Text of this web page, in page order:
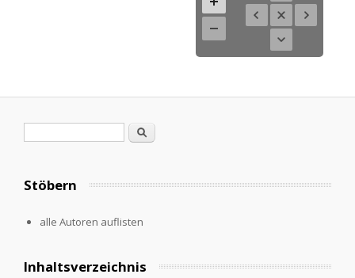
Suche
Stöbern
alle Autoren auflisten
Inhaltsverzeichnis